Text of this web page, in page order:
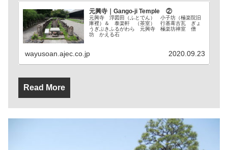
元興寺｜Gango-ji Temple ②
元興寺 浮図田（ふとでん） 小子坊（極楽院旧
庫裡）＆ 泰楽軒 （茶室） 行基葺古瓦 ぎょ
うぎぶきふるがわら 元興寺 極楽坊禅室 僧
坊 かえる石
wayusoan.ajec.co.jp 2020.09.23
Read More